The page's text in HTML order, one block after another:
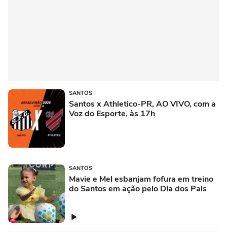
SANTOS
Santos x Athletico-PR, AO VIVO, com a
Voz do Esporte, às 17h
SANTOS
Mavie e Mel esbanjam fofura em treino
do Santos em ação pelo Dia dos Pais